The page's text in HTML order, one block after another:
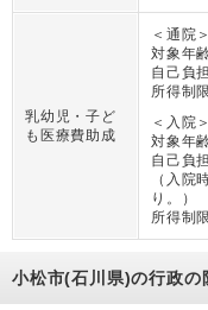
乳幼児・子ど
も医療費助成
＜通院＞
対象年
自己負
所得制
＜入院＞
対象年
自己負
（ 入院
り。
）
所得制
小松市(石川県)の行政の